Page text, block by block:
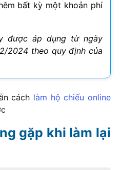
bất kỳ một khoản phí
được áp dụng từ ngày
2024 theo quy định của
cách làm hộ chiếu online
gặp khi làm lại